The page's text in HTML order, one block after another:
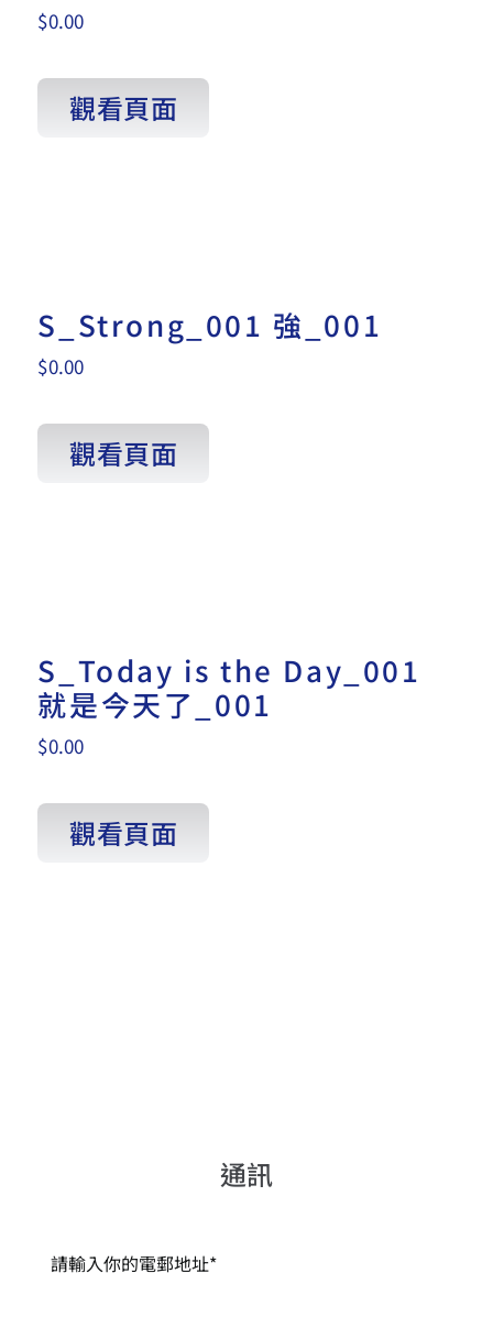
$0.00
觀看頁面
S_Strong_001 強_001
$0.00
觀看頁面
S_Today is the Day_001
就是今天了_001
$0.00
觀看頁面
通訊